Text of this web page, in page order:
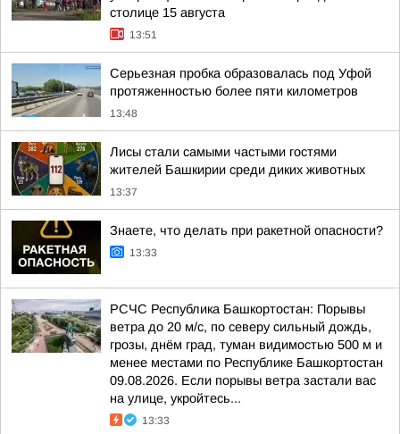
столице 15 августа
13:51
Серьезная пробка образовалась под Уфой
протяженностью более пяти километров
13:48
Лисы стали самыми частыми гостями
жителей Башкирии среди диких животных
13:37
Знаете, что делать при ракетной опасности?
13:33
РСЧС Республика Башкортостан: Порывы
ветра до 20 м/с, по северу сильный дождь,
грозы, днём град, туман видимостью 500 м и
менее местами по Республике Башкортостан
09.08.2026. Если порывы ветра застали вас
на улице, укройтесь...
13:33